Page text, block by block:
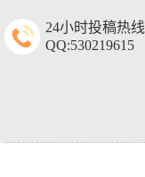
24小时投稿热线
QQ:530219615